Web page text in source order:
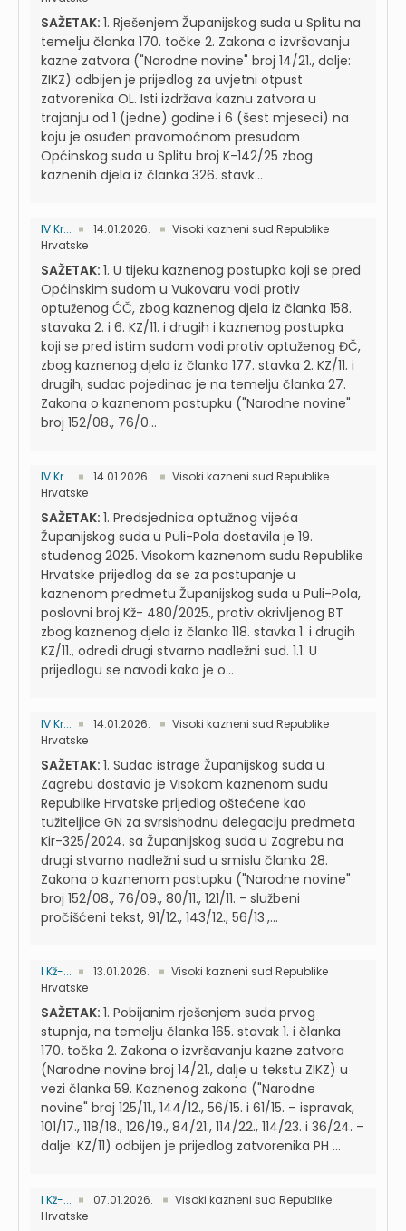
SAŽETAK: 1. Rješenjem Županijskog suda u Splitu na
temelju članka 170. točke 2. Zakona o izvršavanju
kazne zatvora ("Narodne novine" broj 14/21., dalje:
ZIKZ) odbijen je prijedlog za uvjetni otpust
zatvorenika OL. Isti izdržava kaznu zatvora u
trajanju od 1 (jedne) godine i 6 (šest mjeseci) na
koju je osuđen pravomoćnom presudom
Općinskog suda u Splitu broj K-142/25 zbog
kaznenih djela iz članka 326. stavk...
IV Kr... 14.01.2026.
Visoki kazneni sud Republike
Hrvatske
SAŽETAK: 1. U tijeku kaznenog postupka koji se pred
Općinskim sudom u Vukovaru vodi protiv
optuženog ĆČ, zbog kaznenog djela iz članka 158.
stavaka 2. i 6. KZ/11. i drugih i kaznenog postupka
koji se pred istim sudom vodi protiv optuženog ĐČ,
zbog kaznenog djela iz članka 177. stavka 2. KZ/11. i
drugih, sudac pojedinac je na temelju članka 27.
Zakona o kaznenom postupku ("Narodne novine"
broj 152/08., 76/0...
IV Kr... 14.01.2026.
Visoki kazneni sud Republike
Hrvatske
SAŽETAK: 1. Predsjednica optužnog vijeća
Županijskog suda u Puli-Pola dostavila je 19.
studenog 2025. Visokom kaznenom sudu Republike
Hrvatske prijedlog da se za postupanje u
kaznenom predmetu Županijskog suda u Puli-Pola,
poslovni broj Kž- 480/2025., protiv okrivljenog BT
zbog kaznenog djela iz članka 118. stavka 1. i drugih
KZ/11., odredi drugi stvarno nadležni sud. 1.1. U
prijedlogu se navodi kako je o...
IV Kr... 14.01.2026.
Visoki kazneni sud Republike
Hrvatske
SAŽETAK: 1. Sudac istrage Županijskog suda u
Zagrebu dostavio je Visokom kaznenom sudu
Republike Hrvatske prijedlog oštećene kao
tužiteljice GN za svrsishodnu delegaciju predmeta
Kir-325/2024. sa Županijskog suda u Zagrebu na
drugi stvarno nadležni sud u smislu članka 28.
Zakona o kaznenom postupku ("Narodne novine"
broj 152/08., 76/09., 80/11., 121/11. - službeni
pročišćeni tekst, 91/12., 143/12., 56/13.,...
I Kž-... 13.01.2026.
Visoki kazneni sud Republike
Hrvatske
SAŽETAK: 1. Pobijanim rješenjem suda prvog
stupnja, na temelju članka 165. stavak 1. i članka
170. točka 2. Zakona o izvršavanju kazne zatvora
(Narodne novine broj 14/21., dalje u tekstu ZIKZ) u
vezi članka 59. Kaznenog zakona ("Narodne
novine" broj 125/11., 144/12., 56/15. i 61/15. – ispravak,
101/17., 118/18., 126/19., 84/21., 114/22., 114/23. i 36/24. –
dalje: KZ/11) odbijen je prijedlog zatvorenika PH ...
I Kž-... 07.01.2026.
Visoki kazneni sud Republike
Hrvatske